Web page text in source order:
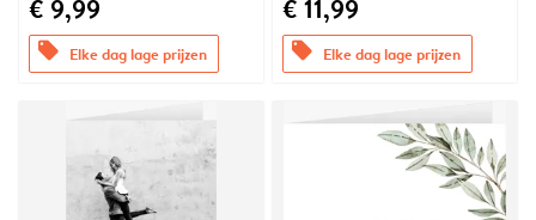
€ 9,99
offers Elke dag lage prijzen
€ 11,99
offers Elke dag lage prijzen